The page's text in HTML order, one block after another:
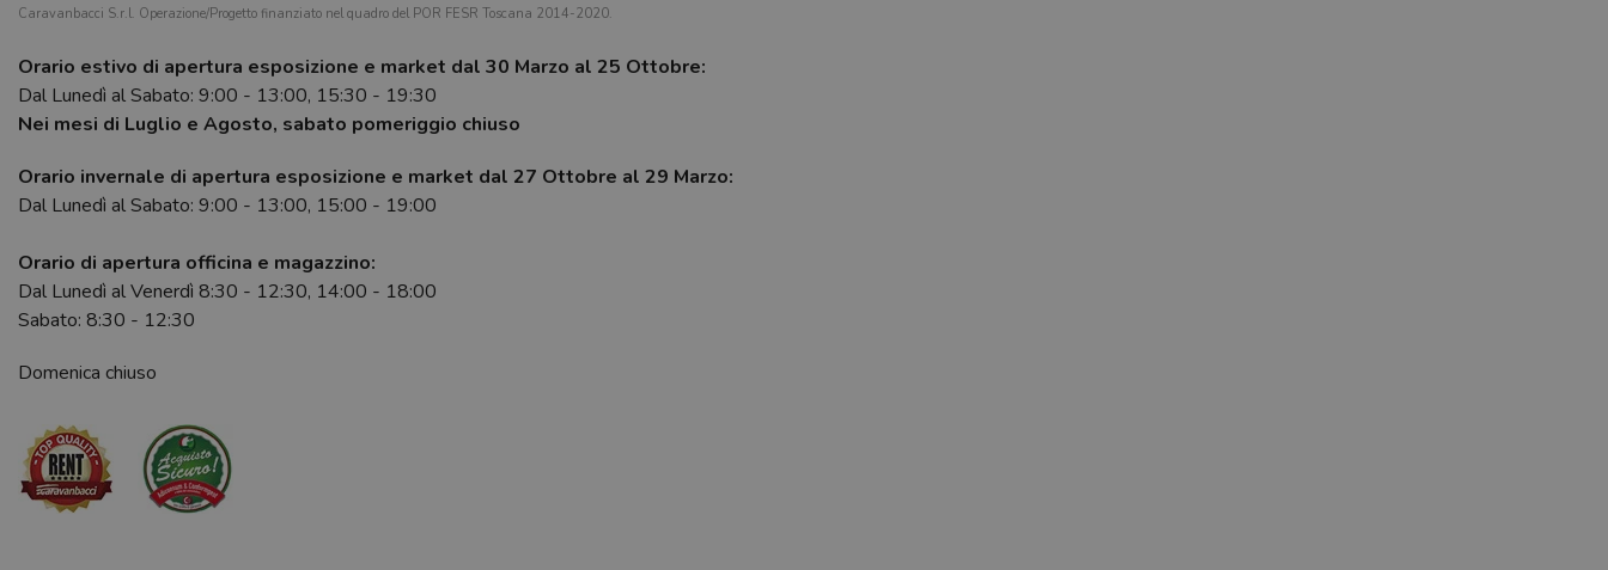
Caravanbacci S.r.l. Operazione/Progetto finanziato nel quadro del POR FESR Toscana 2014-2020.
Orario estivo di apertura esposizione e market dal 30 Marzo al 25 Ottobre:
Dal Lunedì al Sabato: 9:00 - 13:00, 15:30 - 19:30
Nei mesi di Luglio e Agosto, sabato pomeriggio chiuso
Orario invernale di apertura esposizione e market dal 27 Ottobre al 29 Marzo:
Dal Lunedì al Sabato: 9:00 - 13:00, 15:00 - 19:00
Orario di apertura officina e magazzino:
Dal Lunedì al Venerdì 8:30 - 12:30, 14:00 - 18:00
Sabato: 8:30 - 12:30
Domenica chiuso